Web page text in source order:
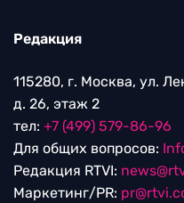
Редакция
115280, г. Москва, ул.
д. 26, этаж 2
тел: +7 (499) 579-86-96
Для общих вопросов:
Редакция RTVI:
Маркетинг/PR: